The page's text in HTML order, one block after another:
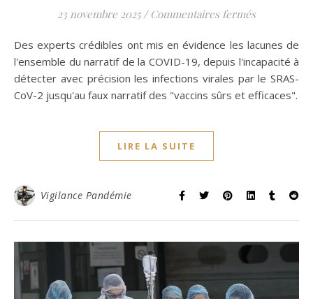
23 novembre 2025 / Commentaires ferméssur Partie 1
Des experts crédibles ont mis en évidence les lacunes de
l'ensemble du narratif de la COVID-19, depuis l'incapacité à
détecter avec précision les infections virales par le SRAS-
CoV-2 jusqu'au faux narratif des "vaccins sûrs et efficaces".
LIRE LA SUITE
Vigilance Pandémie